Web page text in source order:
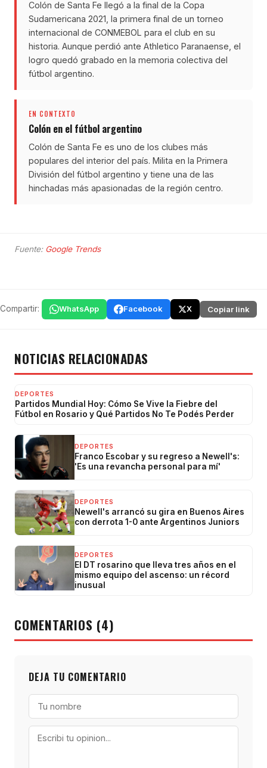
Colón de Santa Fe llegó a la final de la Copa
Sudamericana 2021, la primera final de un torneo
internacional de CONMEBOL para el club en su
historia. Aunque perdió ante Athletico Paranaense, el
logro quedó grabado en la memoria colectiva del
fútbol argentino.
EN CONTEXTO
Colón en el fútbol argentino
Colón de Santa Fe es uno de los clubes más
populares del interior del país. Milita en la Primera
División del fútbol argentino y tiene una de las
hinchadas más apasionadas de la región centro.
Fuente: Google Trends
Compartir: WhatsApp Facebook X Copiar link
NOTICIAS RELACIONADAS
DEPORTES
Partidos Mundial Hoy: Cómo Se Vive la Fiebre del
Fútbol en Rosario y Qué Partidos No Te Podés Perder
DEPORTES
Franco Escobar y su regreso a Newell's:
'Es una revancha personal para mí'
DEPORTES
Newell's arrancó su gira en Buenos Aires
con derrota 1-0 ante Argentinos Juniors
DEPORTES
El DT rosarino que lleva tres años en el
mismo equipo del ascenso: un récord
inusual
COMENTARIOS (4)
DEJA TU COMENTARIO